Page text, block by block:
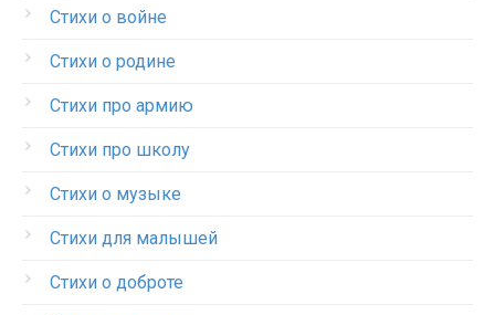
Стихи о войне
Стихи о родине
Стихи про армию
Стихи про школу
Стихи о музыке
Стихи для малышей
Стихи о доброте